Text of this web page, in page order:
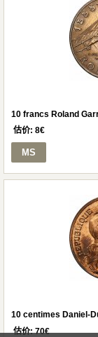
10 francs Roland
估价: 8€
MS
10 centimes Daniel-
估价:70€